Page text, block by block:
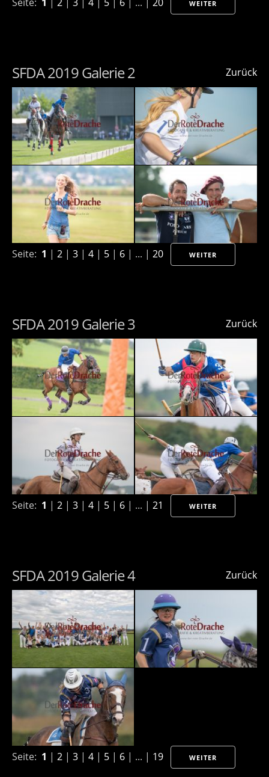
WEITER
Zurück
SFDA 2019 Galerie 2
Seite: 1 | 2 | 3 | 4 | 5 | 6 | ... | 20 WEITER
Zurück
SFDA 2019 Galerie 3
Seite: 1 | 2 | 3 | 4 | 5 | 6 | ... | 21 WEITER
Zurück
SFDA 2019 Galerie 4
Seite: 1 | 2 | 3 | 4 | 5 | 6 | ... | 19 WEITER